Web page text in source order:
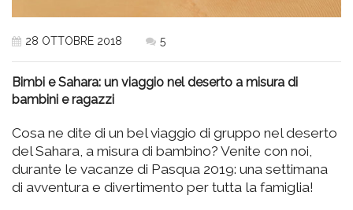
28 OTTOBRE 2018 5
Bimbi e Sahara: un viaggio nel deserto a misura di
bambini e ragazzi
Cosa ne dite di un bel viaggio di gruppo nel deserto
del Sahara, a misura di bambino? Venite con noi,
durante le vacanze di Pasqua 2019: una settimana
di avventura e divertimento per tutta la famiglia!